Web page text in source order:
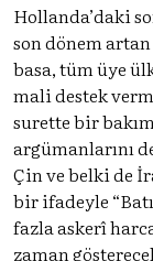
Hollanda’daki
son dönem artan
basa, tüm üye
mali destek
surette bir
argümanlarını
Çin ve belki de
bir ifadeyle
fazla askerî
zaman